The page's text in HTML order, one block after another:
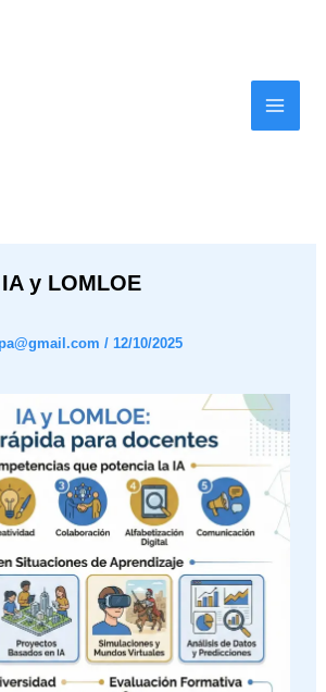
y LOMLOE
/12/10/2025